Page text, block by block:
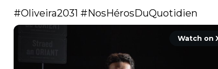
#Oliveira2031 #NosHérosDuQuotidien
Watch on